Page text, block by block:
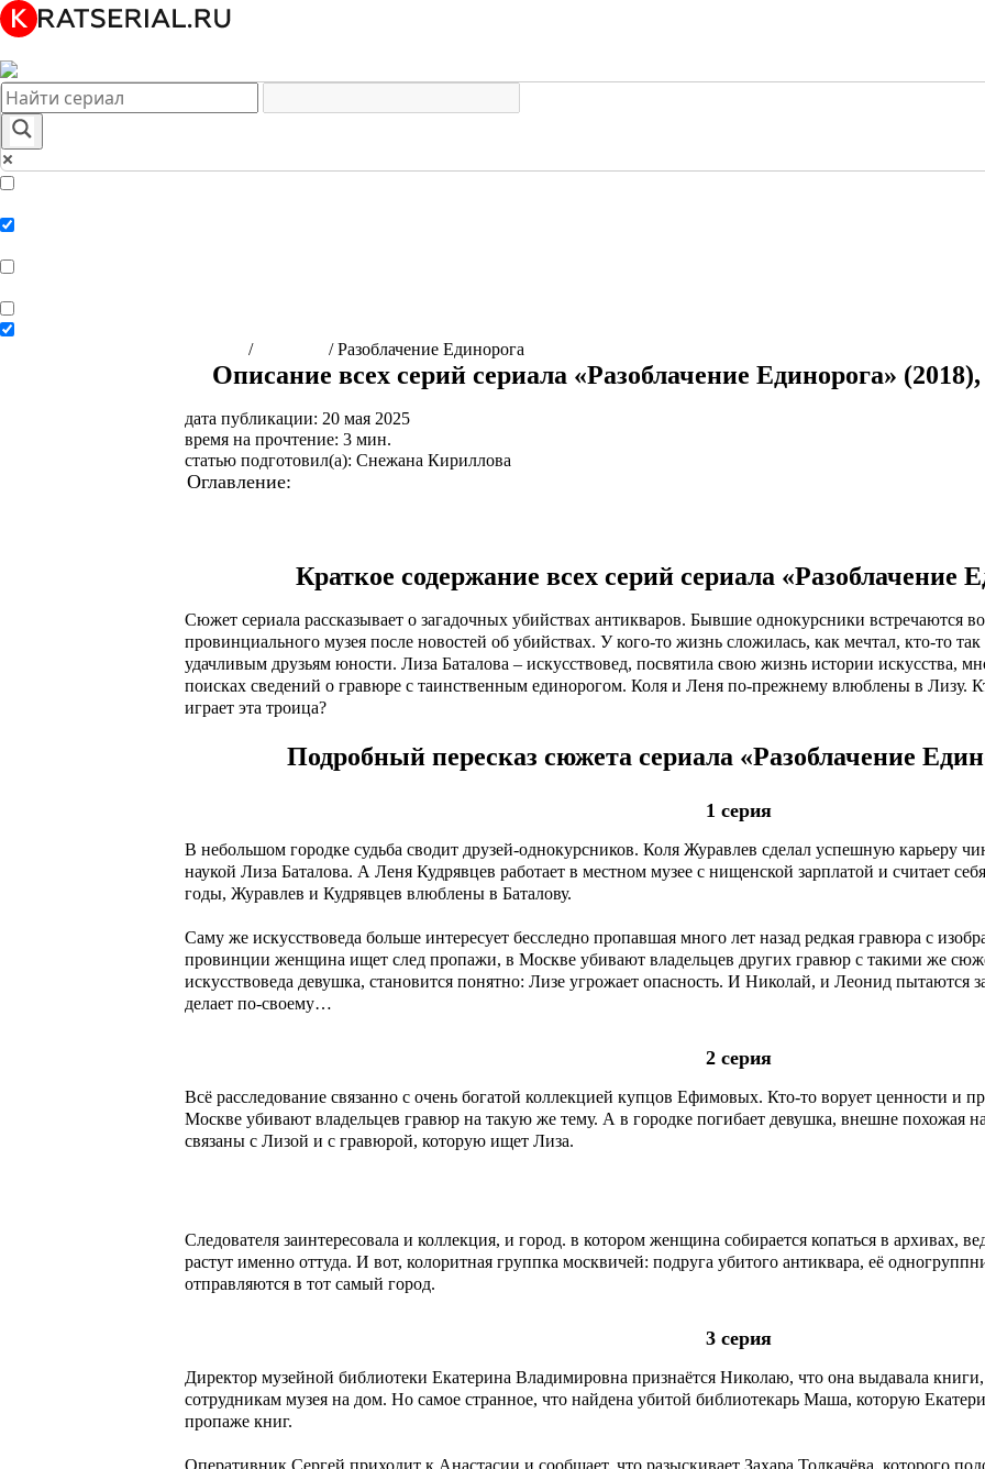
/ /Разоблачение Единорога
Описание всех серий сериала «Разоблачение Единорога»
дата публикации: 20 мая 2025
время на прочтение: 3 мин.
статью подготовил(а): Снежана Кириллова
Оглавление:
Краткое содержание всех серий сериала «Разоблачение
Сюжет сериала рассказывает о загадочных убийствах антикваров. Бывшие однокурсники встречаются
провинциального музея после новостей об убийствах. У кого-то жизнь сложилась, как мечтал, кто-то так
удачливым друзьям юности. Лиза Баталова – искусствовед, посвятила свою жизнь истории искусства,
поисках сведений о гравюре с таинственным единорогом. Коля и Леня по-прежнему влюблены в Лизу.
играет эта троица?
Подробный пересказ сюжета сериала «Разоблачение
1 серия
В небольшом городке судьба сводит друзей-однокурсников. Коля Журавлев сделал успешную карьеру
наукой Лиза Баталова. А Леня Кудрявцев работает в местном музее с нищенской зарплатой и считает
годы, Журавлев и Кудрявцев влюблены в Баталову.
Саму же искусствоведа больше интересует бесследно пропавшая много лет назад редкая гравюра с
провинции женщина ищет след пропажи, в Москве убивают владельцев других гравюр с такими же
искусствоведа девушка, становится понятно: Лизе угрожает опасность. И Николай, и Леонид
делает по-своему…
2 серия
Всё расследование связанно с очень богатой коллекцией купцов Ефимовых. Кто-то ворует ценности и
Москве убивают владельцев гравюр на такую же тему. А в городке погибает девушка, внешне похожая
связаны с Лизой и с гравюрой, которую ищет Лиза.
Следователя заинтересовала и коллекция, и город. в котором женщина собирается копаться в архивах,
растут именно оттуда. И вот, колоритная группка москвичей: подруга убитого антиквара, её
отправляются в тот самый город.
3 серия
Директор музейной библиотеки Екатерина Владимировна признаётся Николаю, что она выдавала
сотрудникам музея на дом. Но самое странное, что найдена убитой библиотекарь Маша, которую
пропаже книг.
Оперативник Сергей приходит к Анастасии и сообщает, что разыскивает Захара Толкачёва, которого